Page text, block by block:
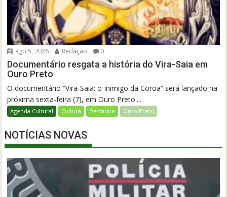
ago 5, 2026 Redação 0
Documentário resgata a história do Vira-Saia em
Ouro Preto
O documentário “Vira-Saia: o Inimigo da Coroa” será lançado na
próxima sexta-feira (7), em Ouro Preto....
Agenda Cultural Cultura Destaque Ouro Preto
NOTÍCIAS NOVAS